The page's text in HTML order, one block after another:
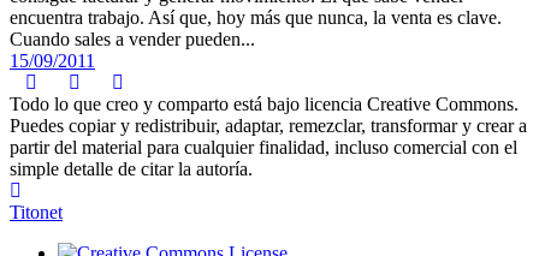
encuentra trabajo. Así que, hoy más que nunca, la venta es clave.
Cuando sales a vender pueden...
15/09/2011
Todo lo que creo y comparto está bajo licencia Creative Commons.
Puedes copiar y redistribuir, adaptar, remezclar, transformar y crear a
partir del material para cualquier finalidad, incluso comercial con el
simple detalle de citar la autoría.
Titonet